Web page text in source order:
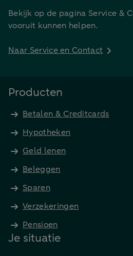
Bekijk op de pagina Service &
vooruit kunnen helpen.
Naar Service en Contact
Producten
Betalen & Creditcards
Hypotheken
Geld lenen
Beleggen
Sparen
Verzekeringen
Pensioen
Je situatie